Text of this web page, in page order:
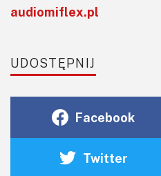
audiomiflex.pl
UDOSTĘPNIJ
Facebook
Twitter